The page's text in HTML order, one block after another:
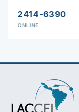
2414-6390
ONLINE